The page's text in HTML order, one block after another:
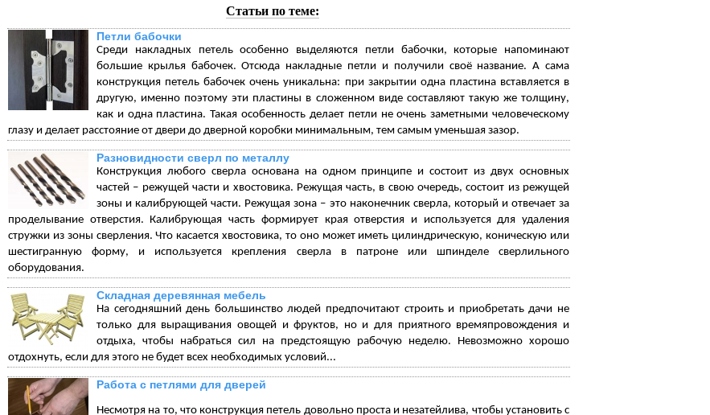
Статьи по теме:
Петли бабочки
Среди накладных петель особенно выделяются петли бабочки, которые напоминают
большие крылья бабочек. Отсюда накладные петли и получили своё название. А сама
конструкция петель бабочек очень уникальна: при закрытии одна пластина вставляется в
другую, именно поэтому эти пластины в сложенном виде составляют такую же толщину,
как и одна пластина. Такая особенность делает петли не очень заметными человеческому
глазу и делает расстояние от двери до дверной коробки минимальным, тем самым уменьшая зазор.
Разновидности сверл по металлу
Конструкция любого сверла основана на одном принципе и состоит из двух основных
частей – режущей части и хвостовика. Режущая часть, в свою очередь, состоит из режущей
зоны и калибрующей части. Режущая зона – это наконечник сверла, который и отвечает за
проделывание отверстия. Калибрующая часть формирует края отверстия и используется для удаления
стружки из зоны сверления. Что касается хвостовика, то оно может иметь цилиндрическую, коническую или
шестигранную форму, и используется крепления сверла в патроне или шпинделе сверлильного
оборудования.
Складная деревянная мебель
На сегодняшний день большинство людей предпочитают строить и приобретать дачи не
только для выращивания овощей и фруктов, но и для приятного времяпровождения и
отдыха, чтобы набраться сил на предстоящую рабочую неделю. Невозможно хорошо
отдохнуть, если для этого не будет всех необходимых условий...
Работа с петлями для дверей
Несмотря на то, что конструкция петель довольно проста и незатейлива, чтобы установить с